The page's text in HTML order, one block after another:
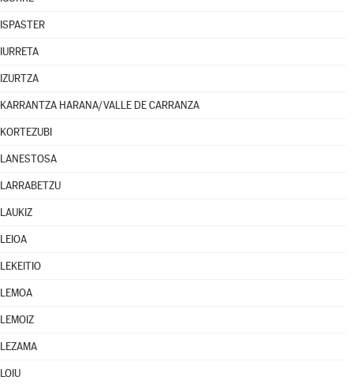
ISPASTER
IURRETA
IZURTZA
KARRANTZA HARANA/VALLE DE CARRANZA
KORTEZUBI
LANESTOSA
LARRABETZU
LAUKIZ
LEIOA
LEKEITIO
LEMOA
LEMOIZ
LEZAMA
LOIU